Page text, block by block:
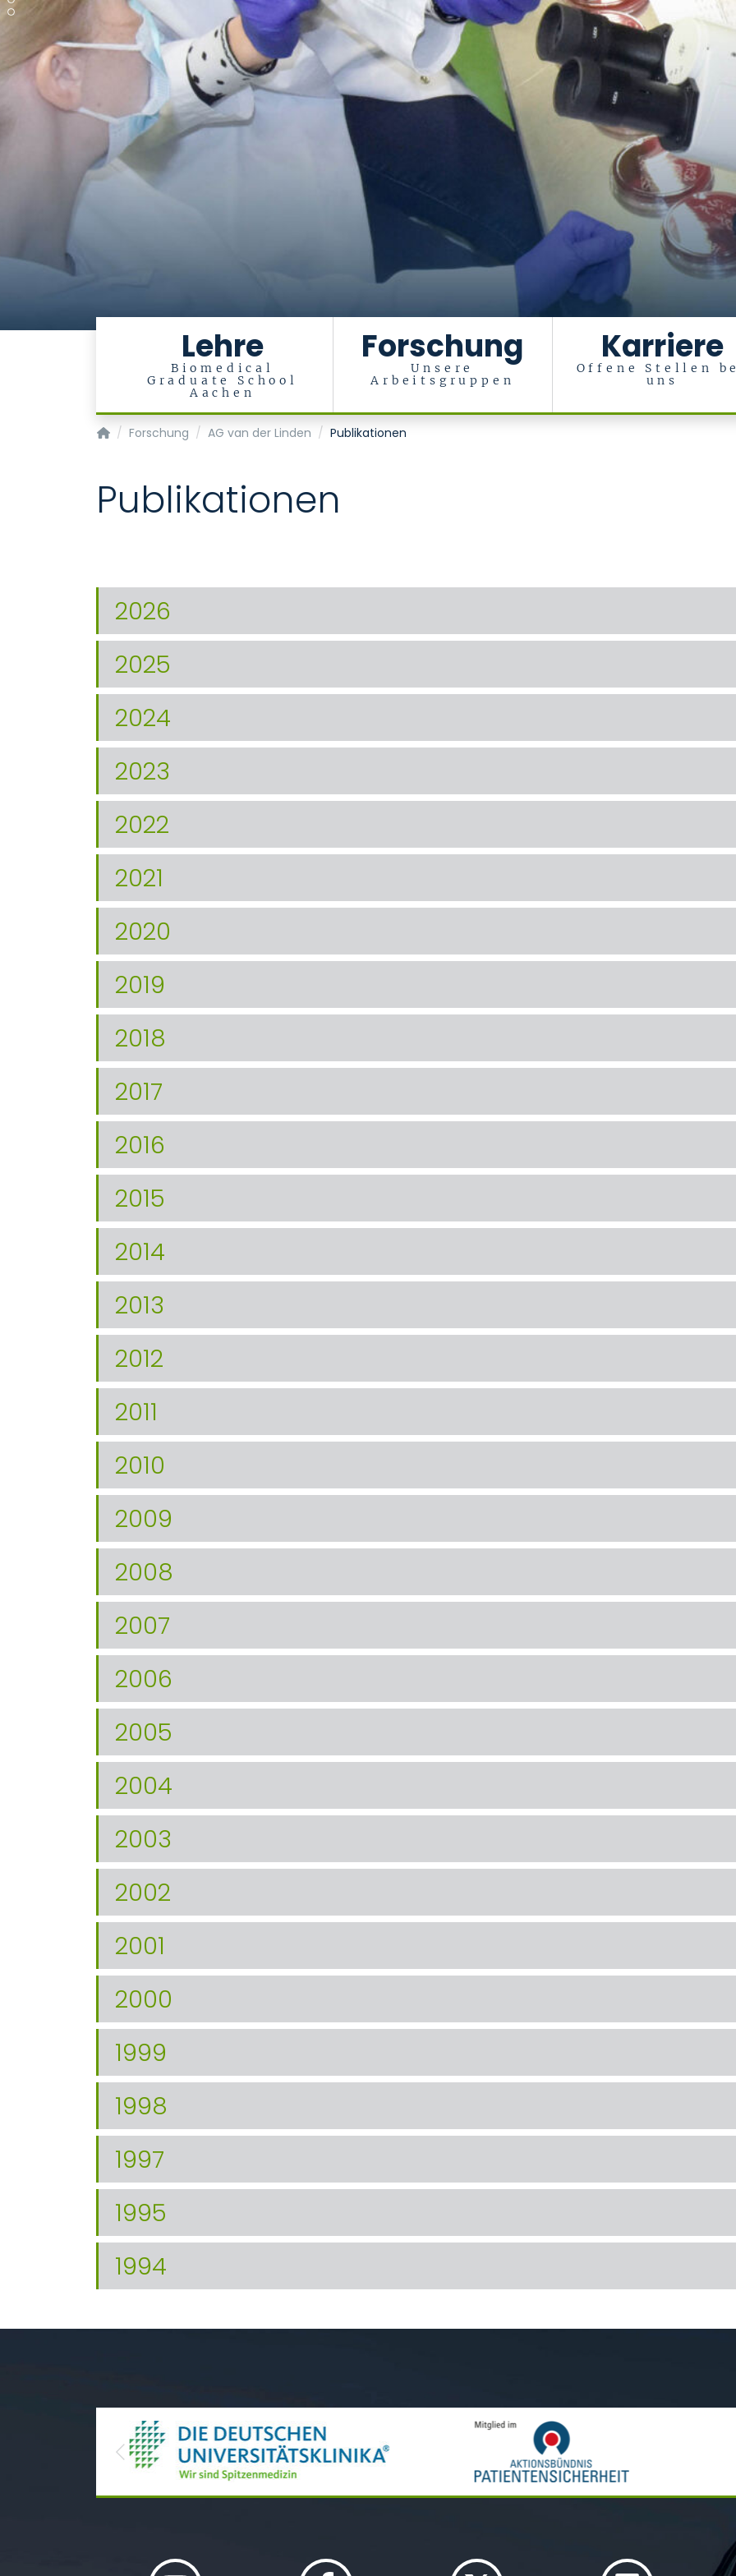
Lehre
Biomedical
Graduate School
Aachen
Forschung
Unsere
Arbeitsgruppen
Karriere
Offene Stellen
uns
Institut für Medizinische Mikrobiologie
Forschung AG van der Linden Publikationen
Publikationen
2026
2025
2024
2023
2022
2021
2020
2019
2018
2017
2016
2015
2014
2013
2012
2011
2010
2009
2008
2007
2006
2005
2004
2003
2002
2001
2000
1999
1998
1997
1995
1994
Previous